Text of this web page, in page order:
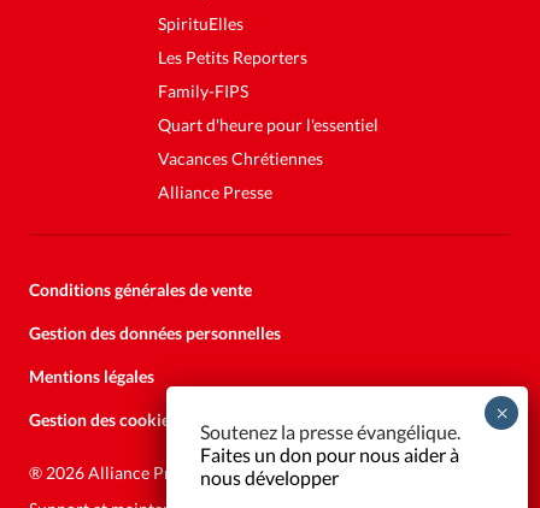
SpirituElles
Les Petits Reporters
Family-FIPS
Quart d'heure pour l'essentiel
Vacances Chrétiennes
Alliance Presse
Conditions générales de vente
Gestion des données personnelles
Mentions légales
Gestion des cookies
® 2026 Alliance Presse
Soutenez la presse évangélique.
Faites un don pour nous aider à
nous développer